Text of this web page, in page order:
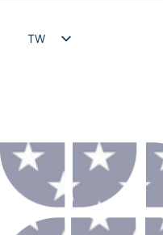
TW
FR
DE
HU
IT